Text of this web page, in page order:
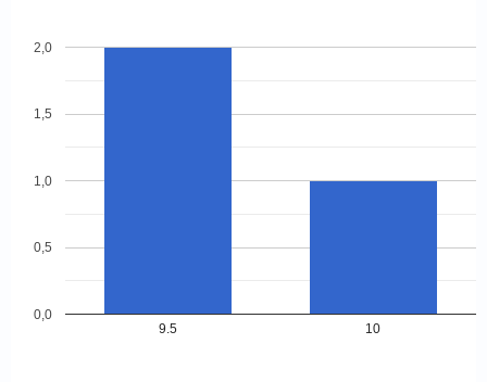
9.5 10
0,0
0,5
1,0
1,5
2,0